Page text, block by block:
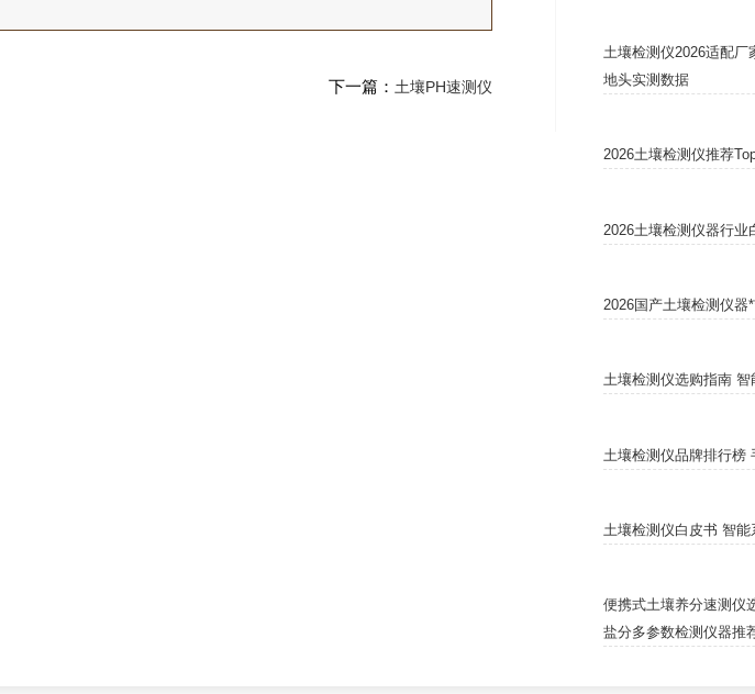
下一篇： 土壤PH速测仪
土壤检测仪2026适配厂
地头实测数据
2026土壤检测仪推荐
2026土壤检测仪器行业
2026国产土壤检测仪器
土壤检测仪选购指南
土壤检测仪品牌排行榜
土壤检测仪白皮书 智
便携式土壤养分速测仪
盐分多参数检测仪器推